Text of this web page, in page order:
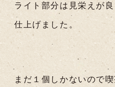
ライト部分は見栄えが
仕上げました。
まだ１個しかないので